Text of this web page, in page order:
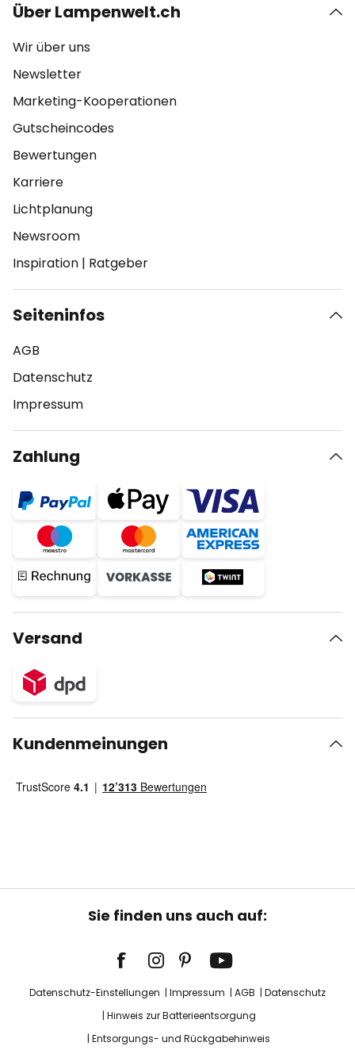
Über Lampenwelt.ch
Wir über uns
Newsletter
Marketing-Kooperationen
Gutscheincodes
Bewertungen
Karriere
Lichtplanung
Newsroom
Inspiration | Ratgeber
Seiteninfos
AGB
Datenschutz
Impressum
Zahlung
Versand
Kundenmeinungen
Sie finden uns auch auf:
Datenschutz-Einstellungen Impressum AGB
Datenschutz
Hinweis zur Batterieentsorgung
Entsorgungs- und Rückgabehinweis